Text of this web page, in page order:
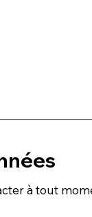
à tout